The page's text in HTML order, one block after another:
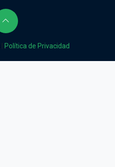
Política de Privacidad